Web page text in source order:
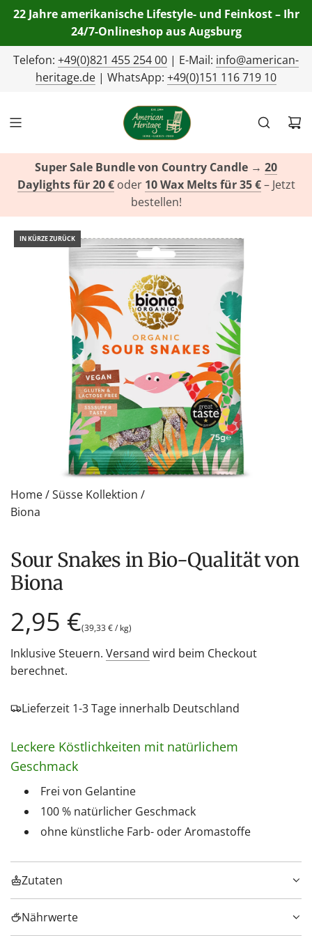
22 Jahre amerikanische Lifestyle- und Feinkost – Ihr
24/7-Onlineshop aus Augsburg
Telefon: +49(0)821 455 254 00 | E-Mail: info@american-
heritage.de | WhatsApp: +49(0)151 116 719 10
Super Sale Bundle von Country Candle → 20
Daylights für 20 €oder 10 Wax Melts für 35 €– Jetzt
bestellen!
IN KÜRZE ZURÜCK
Home/Süsse Kollektion /
Biona
Sour Snakes in Bio-Qualität von
Biona
Regulärer
Preis
2,95 €(39,33 €/ kg)
Inklusive Steuern. Versand wird beim Checkout
berechnet.
Lieferzeit 1-3 Tage innerhalb Deutschland
Leckere Köstlichkeiten mit natürlichem
Geschmack
Frei von Gelantine
100 % natürlicher Geschmack
ohne künstliche Farb- oder Aromastoffe
Zutaten
Nährwerte